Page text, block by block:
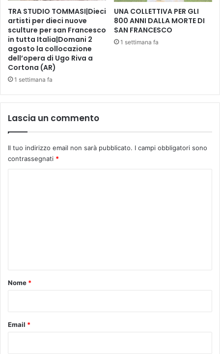
M
a
t
t
e
o
P
a
l
l
l
o
,
l
'
i
n
i
z
a
t
i
v
"
G
O
TRA STUDIO TOMMASI|Dieci
artisti per dieci nuove
sculture per san Francesco
in tutta Italia|Domani 2
agosto la collocazione
dell’opera di Ugo Riva a
Cortona (AR)
1 settimana fa
UNA COLLETTIVA PER GLI
800 ANNI DALLA MORTE DI
SAN FRANCESCO
1 settimana fa
Lascia un commento
Il tuo indirizzo email non sarà pubblicato. I campi obbligatori sono
contrassegnati *
o
Nome *
Email *